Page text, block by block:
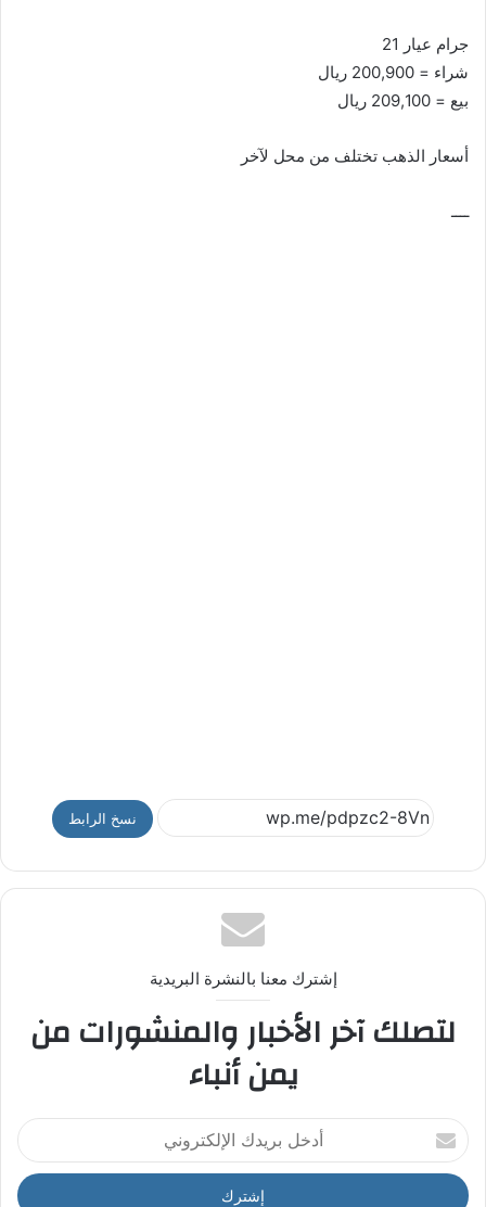
جرام عيار 21
شراء = 200,900 ريال
بيع = 209,100 ريال
أسعار الذهب تختلف من محل لآخر
ــــ
نسخ الرابط
إشترك معنا بالنشرة البريدية
لتصلك آخر الأخبار والمنشورات من
يمن أنباء
أ
د
خ
ل